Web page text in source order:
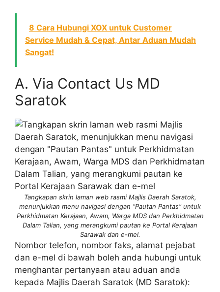
8 Cara Hubungi XOX untuk Customer
Service Mudah & Cepat, Antar Aduan Mudah
Sangat!
A. Via Contact Us MD
Saratok
Tangkapan skrin laman web rasmi Majlis Daerah Saratok,
menunjukkan menu navigasi dengan “Pautan Pantas” untuk
Perkhidmatan Kerajaan, Awam, Warga MDS dan Perkhidmatan
Dalam Talian, yang merangkumi pautan ke Portal Kerajaan
Sarawak dan e-mel.
Nombor telefon, nombor faks, alamat pejabat
dan e-mel di bawah boleh anda hubungi untuk
menghantar pertanyaan atau aduan anda
kepada Majlis Daerah Saratok (MD Saratok):